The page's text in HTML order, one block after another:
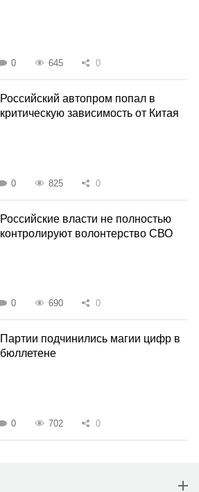
0 645 0
Российский автопром попал в
критическую зависимость от Китая
0 825 0
Российские власти не полностью
контролируют волонтерство СВО
0 690 0
Партии подчинились магии цифр в
бюллетене
0 702 0